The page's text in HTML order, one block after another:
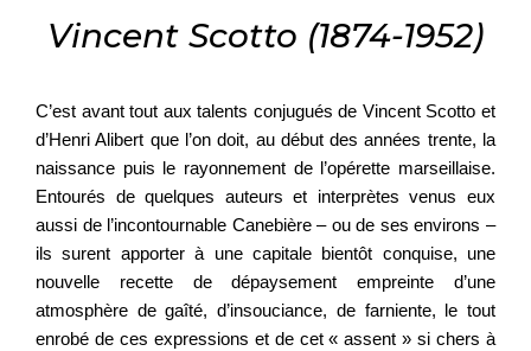
Vincent Scotto (1874-1952)
C’est avant tout aux talents conjugués de Vincent Scotto et
d’Henri Alibert que l’on doit, au début des années trente, la
naissance puis le rayonnement de l’opérette marseillaise.
Entourés de quelques auteurs et interprètes venus eux
aussi de l’incontournable Canebière – ou de ses environs –
ils surent apporter à une capitale bientôt conquise, une
nouvelle recette de dépaysement empreinte d’une
atmosphère de gaîté, d’insouciance, de farniente, le tout
enrobé de ces expressions et de cet « assent » si chers à